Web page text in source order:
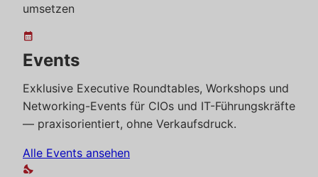
umsetzen
calendar_month
Events
Exklusive Executive Roundtables, Workshops und
Networking-Events für CIOs und IT-Führungskräfte
— praxisorientiert, ohne Verkaufsdruck.
Alle Events ansehen
nights_stay